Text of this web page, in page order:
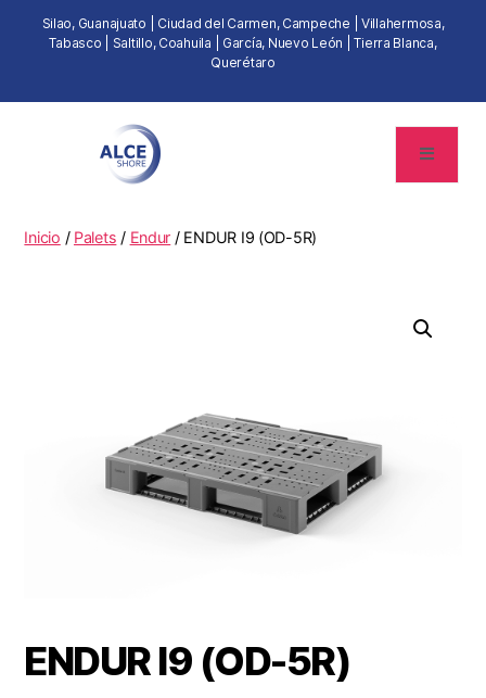
Silao, Guanajuato | Ciudad del Carmen, Campeche | Villahermosa,
Tabasco | Saltillo, Coahuila | García, Nuevo León | Tierra Blanca,
Querétaro
Inicio / Palets / Endur / ENDUR I9 (OD-5R)
ENDUR I9 (OD-5R)